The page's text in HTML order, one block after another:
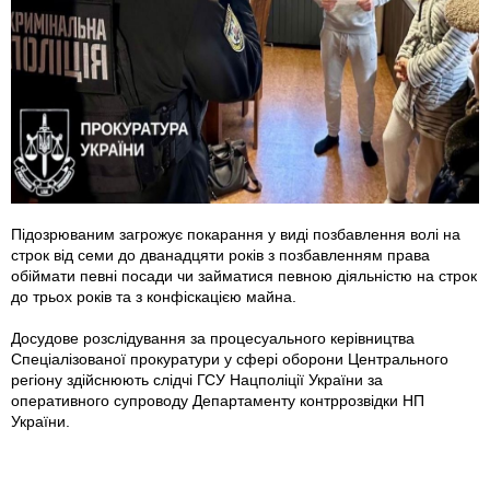
Підозрюваним загрожує покарання у виді позбавлення волі на
строк від семи до дванадцяти років з позбавленням права
обіймати певні посади чи займатися певною діяльністю на строк
до трьох років та з конфіскацією майна.
Досудове розслідування за процесуального керівництва
Спеціалізованої прокуратури у сфері оборони Центрального
регіону здійснюють слідчі ГСУ Нацполіції України за
оперативного супроводу Департаменту контррозвідки НП
України.